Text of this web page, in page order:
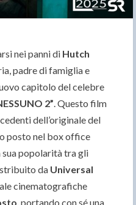
nei panni di Hutch
padre di famiglia e
capitolo del celebre
2”. Questo film
dell’originale del
posto nel box office
sua popolarità tra gli
da Universal
cinematografiche
, portando con sé una